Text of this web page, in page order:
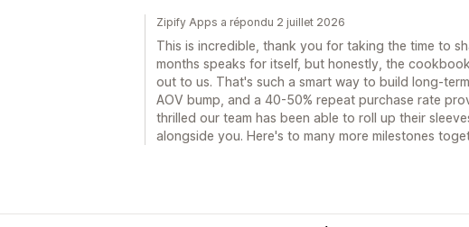
Zipify Apps a répondu 2 juillet 2026
This is incredible, thank you for taking the time to
months speaks for itself, but honestly, the
out to us. That's such a smart way to build long-
AOV bump, and a 40-50% repeat purchase rate
thrilled our team has been able to roll up their
alongside you. Here's to many more milestones